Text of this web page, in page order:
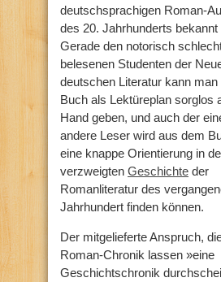
deutschsprachigen Roman-
des 20. Jahrhunderts bekannt
Gerade den notorisch
belesenen Studenten der
deutschen Literatur kann man
Buch als Lektüreplan sorglos
Hand geben, und auch der
andere Leser wird aus dem
eine knappe Orientierung in
verzweigten Geschichte der
Romanliteratur des
Jahrhundert finden können.
Der mitgelieferte Anspruch,
Roman-Chronik lassen »eine
Geschichtschronik